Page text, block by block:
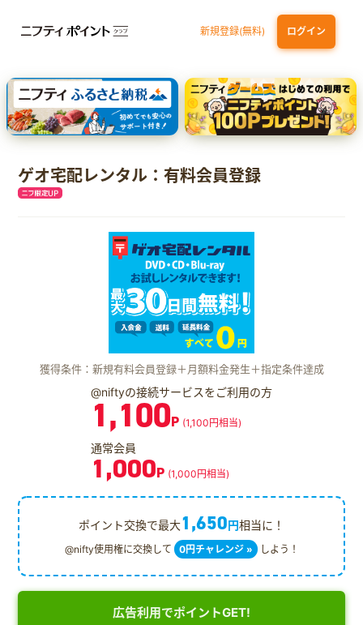
新規登録(無料) ログイン
dカード GOLD 三井住友カード ゴールド（NL）（家族カード発行）
【実質初月無料】DMM | Disney+(ディズニープラス) セットプラン
SBI証券 確定拠出年金（iDeCo）
ゲオ宅配レンタル：有料会員登録
獲得条件：新規有料会員登録＋月額料金発生＋指定条件達成
@niftyの接続サービスをご利用の方
1,100P (1,100円相当)
通常会員
1,000P (1,000円相当)
ポイント交換で最大1,650円相当に！
@nifty使用権に交換して 0円チャレンジ » しよう！
広告利用でポイントGET!